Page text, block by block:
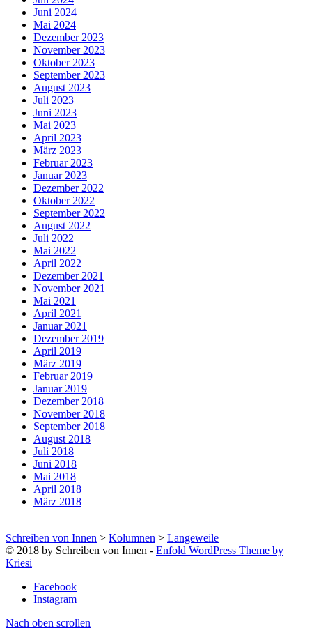
Juni 2024
Mai 2024
Dezember 2023
November 2023
Oktober 2023
September 2023
August 2023
Juli 2023
Juni 2023
Mai 2023
April 2023
März 2023
Februar 2023
Januar 2023
Dezember 2022
Oktober 2022
September 2022
August 2022
Juli 2022
Mai 2022
April 2022
Dezember 2021
November 2021
Mai 2021
April 2021
Januar 2021
Dezember 2019
April 2019
März 2019
Februar 2019
Januar 2019
Dezember 2018
November 2018
September 2018
August 2018
Juli 2018
Juni 2018
Mai 2018
April 2018
März 2018
Schreiben von Innen > Kolumnen > Langeweile
© 2018 by Schreiben von Innen - Enfold WordPress Theme by
Kriesi
Facebook
Instagram
Nach oben scrollen